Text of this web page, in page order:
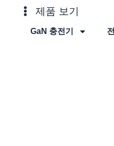
제품 보기
GaN 충전기